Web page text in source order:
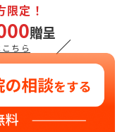
定！
贈呈
ちら ／